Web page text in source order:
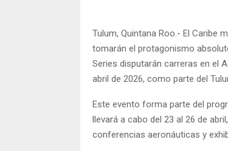
Tulum, Quintana Roo.- El Caribe
tomarán el protagonismo
Series disputarán carreras en el
abril de 2026, como parte del
Este evento forma parte del
llevará a cabo del 23 al 26 de
conferencias aeronáuticas y